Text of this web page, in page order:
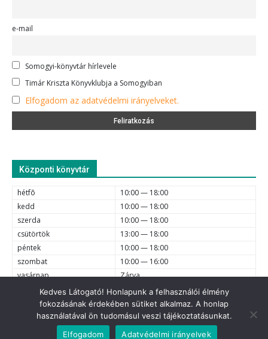
e-mail
Somogyi-könyvtár hírlevele
Timár Kriszta Könyvklubja a Somogyiban
Elfogadom az adatvédelmi irányelveket.
Központi könyvtár
hétfõ
10:00 — 18:00
kedd
10:00 — 18:00
szerda
10:00 — 18:00
csütörtök
13:00 — 18:00
péntek
10:00 — 18:00
szombat
10:00 — 16:00
vasárnap
Zárva
6720 Szeged, Dóm tér 1-4. (62) 425-525, (62) 630-634; e-mail
© 2021 Somogyi Károly Városi és Megyei Könyvtár - Minden jog
fenntartva.
Kedves Látogató! Honlapunk a felhasználói élmény
fokozásának érdekében sütiket alkalmaz. A honlap
használatával ön tudomásul veszi tájékoztatásunkat.
Elfogadom
Adatvédelmi irányelvek